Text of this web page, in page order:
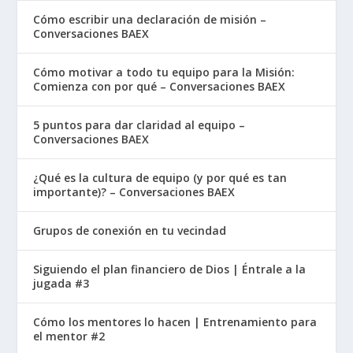
sincera a su relación con Dios. David no solo
escribió canciones religiosas formales; escribió
sobre sus miedos más profundos, su culpa
aplastante y su gozo desbordante. Su poesía
revela a un hombre íntimamente familiarizado
la vida.
Salmo 23:1-2 (NTV)El Señor es mi pastor;
tengo todo lo que necesito. En verdes prados
me deja descansar; me conduce junto a arroyos
tranquilos.
Los escritos de David también contienen salmos
mesiánicos—poemas que predijeron detalles
específicos sobre la vida y el sufrimiento de
Jesús. Por ejemplo, el
Cómo escribir una declaración de misión –
Conversaciones BAEX
Cómo motivar a todo tu equipo para la Misión:
Comienza con por qué – Conversaciones BAEX
5 puntos para dar claridad al equipo –
Conversaciones BAEX
¿Qué es la cultura de equipo (y por qué es tan
importante)? – Conversaciones BAEX
Grupos de conexión en tu vecindad
Siguiendo el plan financiero de Dios | Éntrale a la
jugada #3
Cómo los mentores lo hacen | Entrenamiento para
el mentor #2